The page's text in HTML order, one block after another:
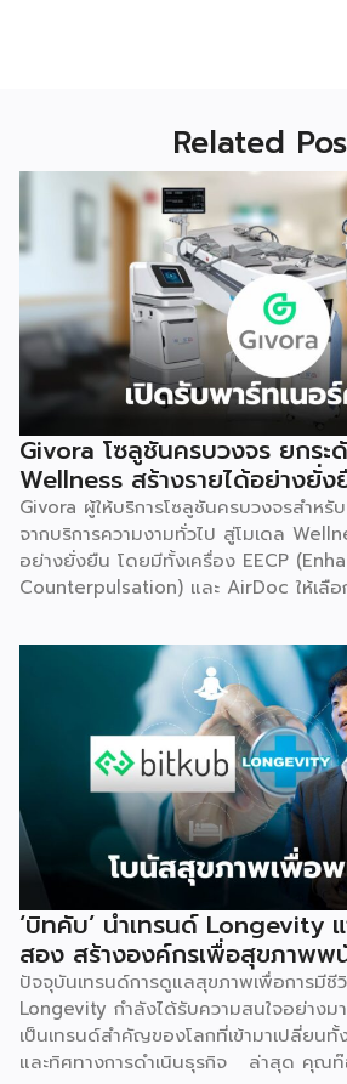
Related
Givora โซลูชันครบวงจร ยกร
Wellness สร้างรายได้อย่างยั่ง
Givora ผู้ให้บริการโซลูชันครบวงจรสำห
จากบริการความงามทั่วไป สู่โมเดล
อย่างยั่งยืน โดยมีทั้งเครื่อง EECP
Counterpulsation) และ AirDoc ให้เลือ
ธุรกิจใหม่ พร้อมทีมช่างที่คอยดูแลตรวจเ
สม่ำเสมอ ให้มั่นใจได้ว่าอุปกรณ์ทำงานอ
อายุการใช้งาน เหมาะสำหรับคลินิกที่ต้องก
ไม่ต้องใช้เงินก้อนใหญ่ตั้งแต่วันแรก จุด
ทำให้อุตสาหกรรมสุขภาพ-ความงามไปไ
ไม่ได้เริ่มต้นจากการขายเครื่องมือเพียงอย่
มองเห็นว่าผู้ประกอบการจำนวนมากที่ตั้งใ
Wellness กลับติดกับดักซ้ำ ๆ 3 เรื่องหลัก
ที่วางไว้ ได้แก่ การไม่มีความรู้และขาดควา
การไม่มีฐานลูกค้าเพราะการตลาดไม่ตรง
จุดทั้งเรื่องเครื่องมือ ระบบ และราคา
โซลูชันให้ครอบคลุมทั้งสามปัญหานี้ในครา
คลินิกต้องแก้ปัญหาทีละเรื่องด้วยตัวเอง
เชี่ยวชาญ — Givora มีทีมฝึกอบรมบุคลาก
เดียวกัน พร้อมควบคุมคุณภาพและมาตร
กระบวนการ เพื่อให้คลินิกพันธมิตรมั่นใจไ
บริการอย่างถูกต้องตั้งแต่วันแรก ด้านฐ
‘บิทคับ’ นำเทรนด์ Longevity
สอง สร้างองค์กรเพื่อสุขภาพพ
ปัจจุบันเทรนด์การดูแลสุขภาพเพื่อการมีชี
Longevity กำลังได้รับความสนใจอย่างม
เป็นเทรนด์สำคัญของโลกที่เข้ามาเปลี่ยน
และทิศทางการดำเนินธุรกิจ ล่าสุด คุณ